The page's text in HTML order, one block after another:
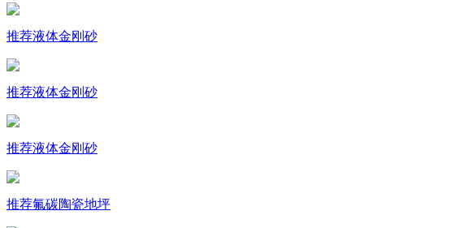
推荐液体金刚砂
推荐液体金刚砂
推荐液体金刚砂
推荐氟碳陶瓷地坪